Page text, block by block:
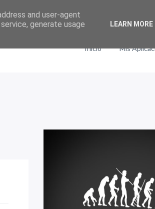
Inicio Mis
and user-agent
generate usage
LEARN MORE